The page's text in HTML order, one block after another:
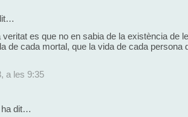
es que no en sabia de la existència de
de cada mortal, que la vida de cada
a les 9:35
ha dit…